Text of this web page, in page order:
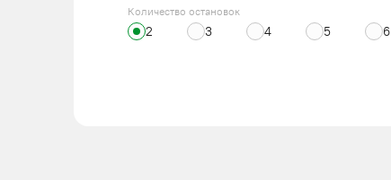
Количество остановок
2 3 4 5 6